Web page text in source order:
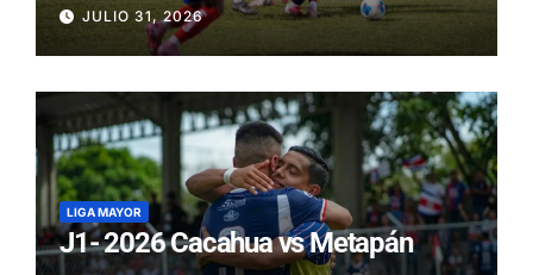
JULIO 31, 2026
LIGA MAYOR
J1- 2026 Cacahua vs Metapán